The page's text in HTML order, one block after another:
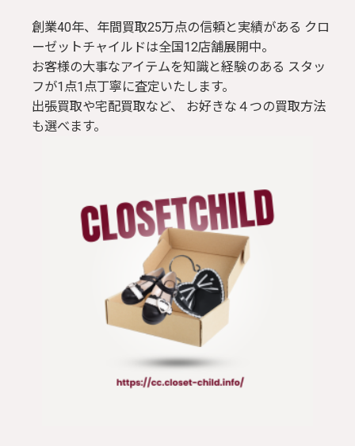
創業40年、年間買取25万点の信頼と実績がある クロ
ーゼットチャイルドは全国12店舗展開中。
お客様の大事なアイテムを知識と経験のある スタッ
フが1点1点丁寧に査定いたします。
出張買取や宅配買取など、 お好きな４つの買取方法
も選べます。